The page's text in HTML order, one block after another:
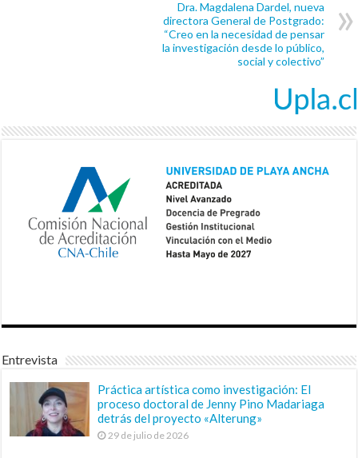
Dra. Magdalena Dardel, nueva
directora General de Postgrado:
“Creo en la necesidad de pensar
la investigación desde lo público,
social y colectivo”
Entrevista
Práctica artística como investigación: El
proceso doctoral de Jenny Pino Madariaga
detrás del proyecto «Alterung»
29 de julio de 2026